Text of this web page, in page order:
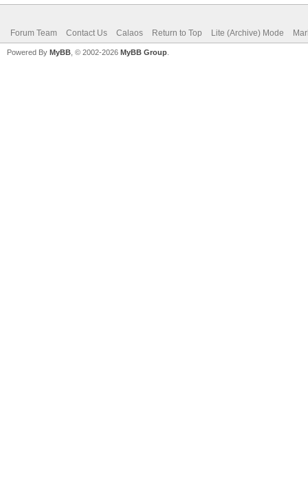
Forum Team Contact Us Calaos Return to Top Lite (Archive) Mode
Powered By MyBB , © 2002-2026 MyBB Group